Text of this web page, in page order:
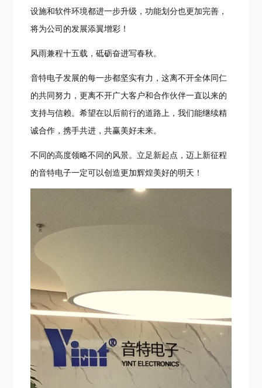
设施和软件环境都进一步升级，功能划分也更加完善，
将为公司的发展添翼增彩！
风雨兼程十五载，砥砺奋进写春秋。
音特电子发展的每一步都坚实有力，这离不开全体同仁
的共同努力，更离不开广大客户和合作伙伴一直以来的
支持与信赖。希望在以后前行的道路上，我们能继续精
诚合作，携手共进，共赢美好未来。
不同的高度领略不同的风景。立足新起点，迈上新征程
的音特电子一定可以创造更加辉煌美好的明天！